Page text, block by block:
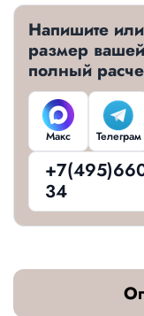
Напишите
размер
полный
Макс Телеграм
34